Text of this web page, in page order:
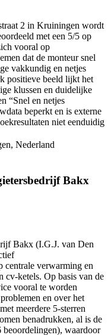
2 in Kruiningen wordt
met een 5/5 op
vooral op
dat de monteur snel
vakkundig en netjes
positieve beeld lijkt het
klussen en duidelijke
“Snel en netjes
beperkt en is externe
niet eenduidig
Nederland
Bakx
Bakx (I.G.J. van Den
centrale verwarming en
cv-ketels. Op basis van de
vooral te worden
en over het
meerdere 5-sterren
benadrukken, al is de
beoordelingen), waardoor